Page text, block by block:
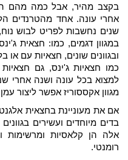
בקצב מהיר, אבל כמה מהם הם
אחרי עונה. אחד מהטרנדים
שנים נחשבות לפריט לבוש
במגוון דגמים, כמו: חצאית
ובגוונים שונים, חצאיות עם
כמו חצאיות ג'ינס, גם
למצוא בכל עונה ושנה אחרי
מגוון אקססוריז אפשר ליצור
אם את מעוניינת בחצאית
בדים מיוחדים ועשירים
אלה הן קלאסיות ומרשימות
רומנטי.